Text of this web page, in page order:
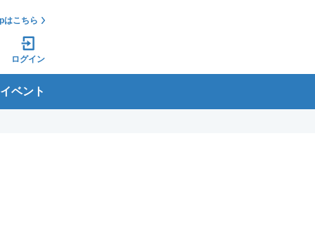
はこちら
ログイン
イベント